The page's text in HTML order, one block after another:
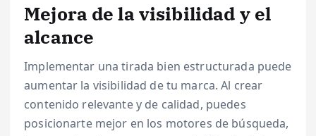
Mejora de la visibilidad y el
alcance
Implementar una tirada bien estructurada puede
aumentar la visibilidad de tu marca. Al crear
contenido relevante y de calidad, puedes
posicionarte mejor en los motores de búsqueda,